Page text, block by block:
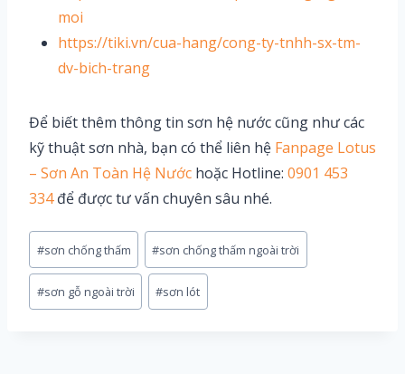
moi
https://tiki.vn/cua-hang/cong-ty-tnhh-sx-tm-
dv-bich-trang
Để biết thêm thông tin sơn hệ nước cũng như các
kỹ thuật sơn nhà, bạn có thể liên hệ Fanpage Lotus
– Sơn An Toàn Hệ Nước hoặc Hotline: 0901 453
334để được tư vấn chuyên sâu nhé.
Post
Tags:
#sơn chống thấm #sơn chống thấm ngoài trời
#sơn gỗ ngoài trời #sơn lót